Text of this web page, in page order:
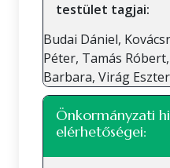
testület tagjai:
Budai Dániel,
Péter, Tamás
Barbara, Virág Eszter
Önkormányzati
elérhetőségei: